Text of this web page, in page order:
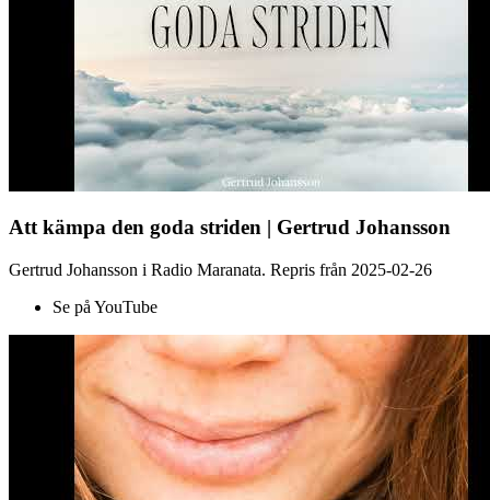
Att kämpa den goda striden | Gertrud Johansson
Gertrud Johansson i Radio Maranata. Repris från 2025-02-26
Se på YouTube